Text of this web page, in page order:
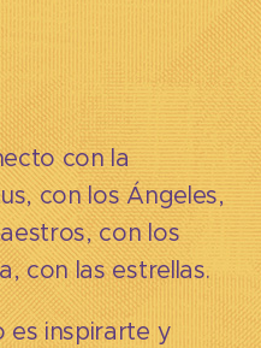
con la
con los Ángeles,
con los
con las estrellas.
es inspirarte y